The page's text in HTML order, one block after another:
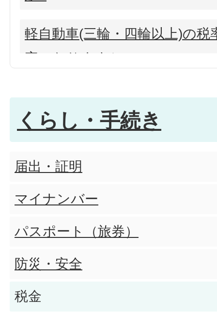
軽自動車(三輪・四輪以上)の税
率になりますか?
軽自動車の「重課税率(経年重
用されますか?
三輪(660cc以下)の税率はいく
四輪以上(660cc以下)の税率は
グリーン化特例(軽課)とは何で
はいくらですか?
くらし・手続き
届出・証明
マイナンバー
パスポート（旅券）
防災・安全
税金